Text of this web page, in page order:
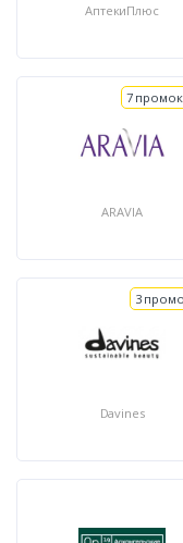
АптекиПлюс
7
ARAVIA
3
Davines